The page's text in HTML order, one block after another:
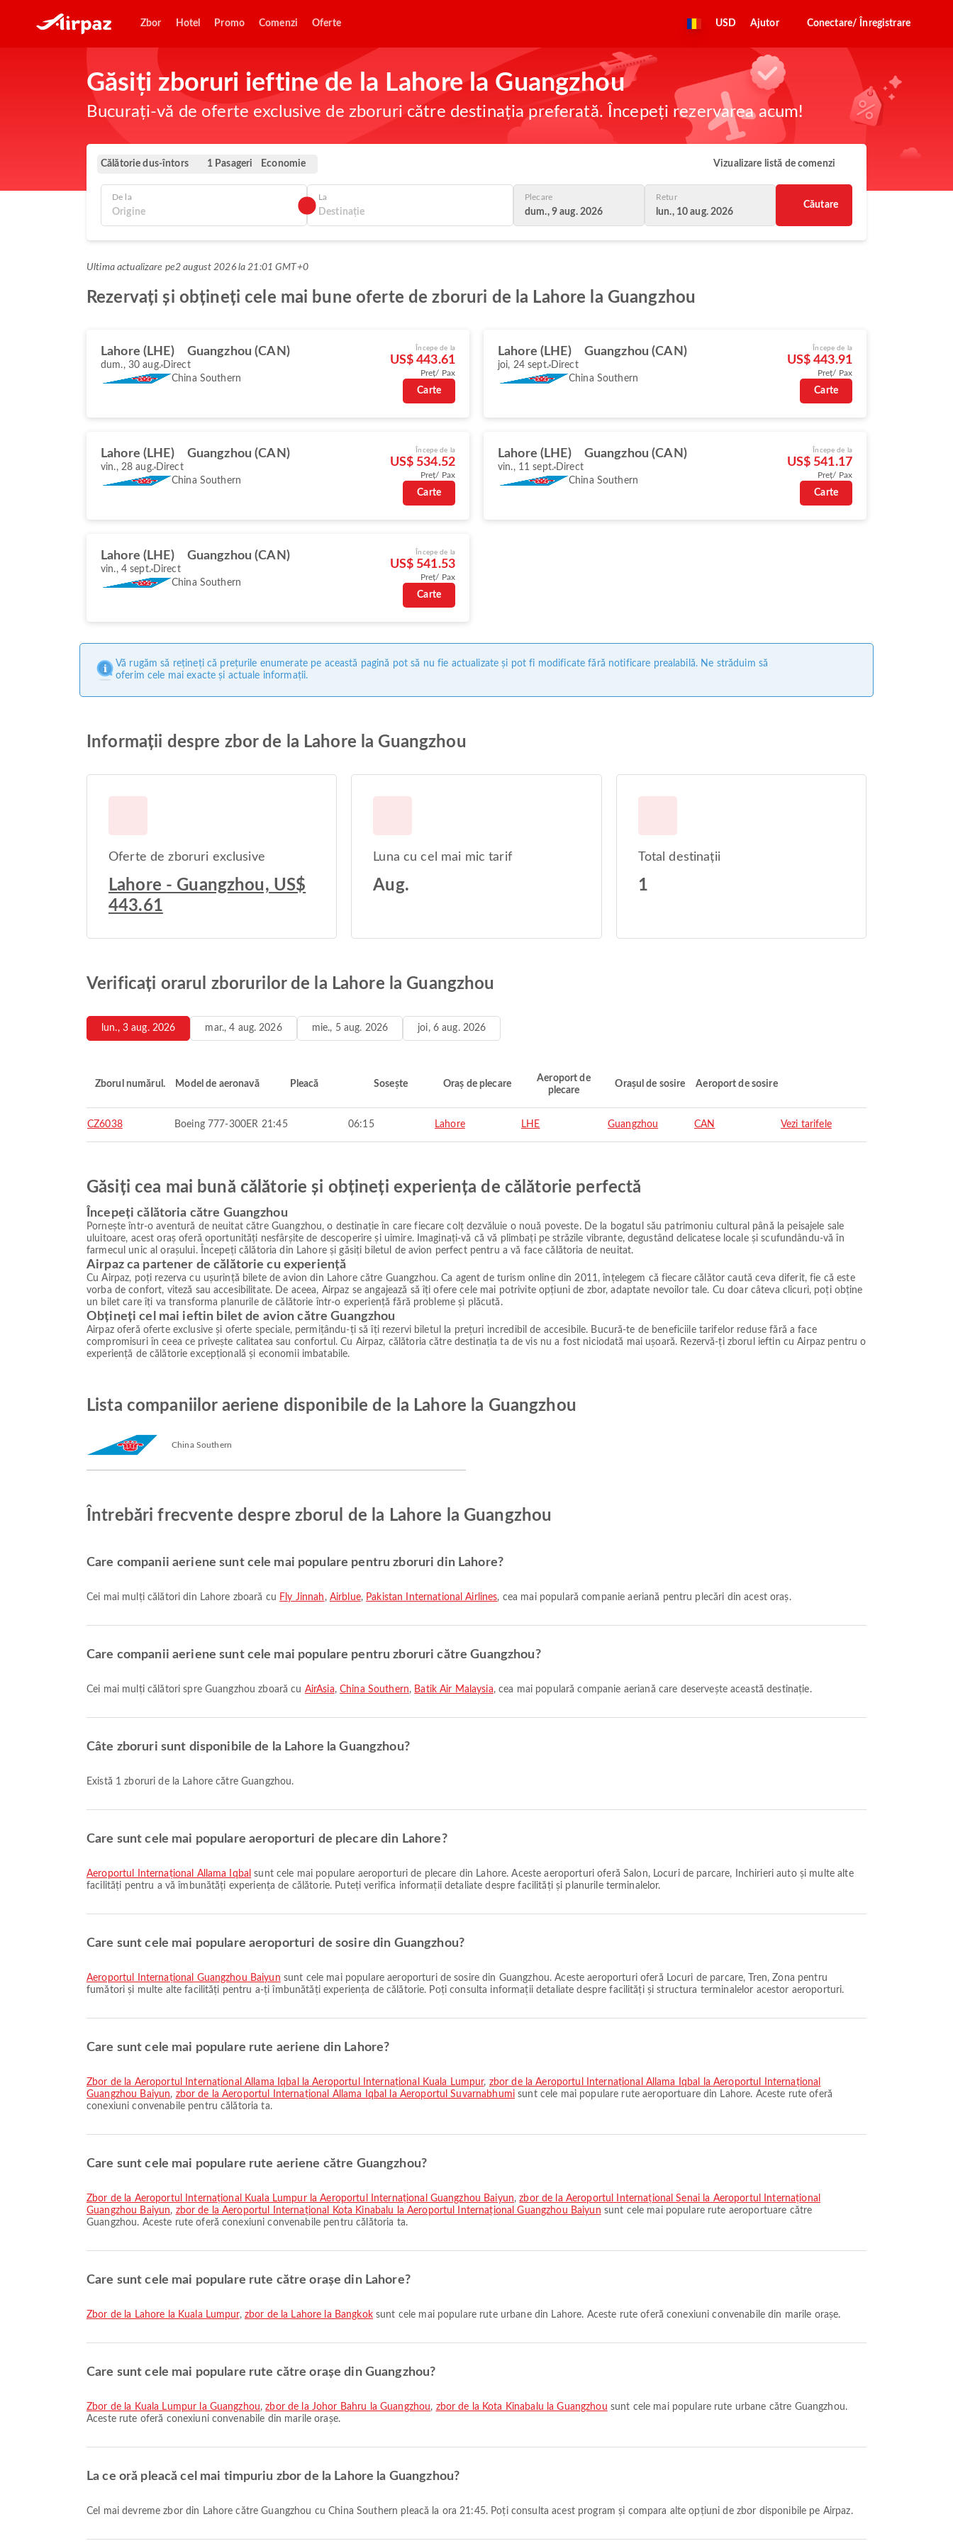
Zbor Hotel Promo Comenzi Oferte USD Ajutor Conectare/ Înregistrare
Găsiți zboruri ieftine de la Lahore la Guangzhou
Bucurați-vă de oferte exclusive de zboruri către destinația preferată. Începeți rezervarea acum!
Călătorie dus-întors 1 Pasageri Economie Vizualizare listă de comenzi
De la La Plecare
dum., 9 aug. 2026
Retur
lun., 10 aug. 2026
Căutare
Ultima actualizare pe2 august 2026 la 21:01 GMT+0
Rezervați și obțineți cele mai bune oferte de zboruri de la Lahore la Guangzhou
Lahore (LHE) Guangzhou (CAN)
dum., 30 aug. Direct
China Southern
Începe de la
US$ 443.61
Preț/ Pax
Carte
Lahore (LHE) Guangzhou (CAN)
joi, 24 sept. Direct
China Southern
Începe de la
US$ 443.91
Preț/ Pax
Carte
Lahore (LHE) Guangzhou (CAN)
vin., 28 aug. Direct
China Southern
Începe de la
US$ 534.52
Preț/ Pax
Carte
Lahore (LHE) Guangzhou (CAN)
vin., 11 sept. Direct
China Southern
Începe de la
US$ 541.17
Preț/ Pax
Carte
Lahore (LHE) Guangzhou (CAN)
vin., 4 sept. Direct
China Southern
Începe de la
US$ 541.53
Preț/ Pax
Carte
Vă rugăm să rețineți că prețurile enumerate pe această pagină pot să nu fie actualizate și pot fi modificate fără notificare prealabilă. Ne străduim să
oferim cele mai exacte și actuale informații.
Informații despre zbor de la Lahore la Guangzhou
Oferte de zboruri exclusive
Lahore - Guangzhou, US$
443.61
Luna cu cel mai mic tarif
Aug.
Total destinații
1
Verificați orarul zborurilor de la Lahore la Guangzhou
lun., 3 aug. 2026 mar., 4 aug. 2026 mie., 5 aug. 2026 joi, 6 aug. 2026
Zborul numărul. Model de aeronavă Pleacă Sosește Oraș de plecare
Aeroport de
plecare
Orașul de sosire Aeroport de sosire
CZ6038 Boeing 777-300ER 21:45 06:15 Lahore LHE Guangzhou CAN Vezi tarifele
Găsiți cea mai bună călătorie și obțineți experiența de călătorie perfectă
Începeți călătoria către Guangzhou
Pornește într-o aventură de neuitat către Guangzhou, o destinație în care fiecare colț dezvăluie o nouă poveste. De la bogatul său patrimoniu cultural până la peisajele sale
uluitoare, acest oraș oferă oportunități nesfârșite de descoperire și uimire. Imaginați-vă că vă plimbați pe străzile vibrante, degustând delicatese locale și scufundându-vă în
farmecul unic al orașului. Începeți călătoria din Lahore și găsiți biletul de avion perfect pentru a vă face călătoria de neuitat.
Airpaz ca partener de călătorie cu experiență
Cu Airpaz, poți rezerva cu ușurință bilete de avion din Lahore către Guangzhou. Ca agent de turism online din 2011, înțelegem că fiecare călător caută ceva diferit, fie că este
vorba de confort, viteză sau accesibilitate. De aceea, Airpaz se angajează să îți ofere cele mai potrivite opțiuni de zbor, adaptate nevoilor tale. Cu doar câteva clicuri, poți obține
un bilet care îți va transforma planurile de călătorie într-o experiență fără probleme și plăcută.
Obțineți cel mai ieftin bilet de avion către Guangzhou
Airpaz oferă oferte exclusive și oferte speciale, permițându-ți să îți rezervi biletul la prețuri incredibil de accesibile. Bucură-te de beneficiile tarifelor reduse fără a face
compromisuri în ceea ce privește calitatea sau confortul. Cu Airpaz, călătoria către destinația ta de vis nu a fost niciodată mai ușoară. Rezervă-ți zborul ieftin cu Airpaz pentru o
experiență de călătorie excepțională și economii imbatabile.
Lista companiilor aeriene disponibile de la Lahore la Guangzhou
China Southern
Întrebări frecvente despre zborul de la Lahore la Guangzhou
Care companii aeriene sunt cele mai populare pentru zboruri din Lahore?
Cei mai mulți călători din Lahore zboară cu Fly Jinnah , Airblue, Pakistan International Airlines, cea mai populară companie aeriană pentru plecări din acest oraș.
Care companii aeriene sunt cele mai populare pentru zboruri către Guangzhou?
Cei mai mulți călători spre Guangzhou zboară cu AirAsia, China Southern, Batik Air Malaysia, cea mai populară companie aeriană care deservește această destinație.
Câte zboruri sunt disponibile de la Lahore la Guangzhou?
Există 1 zboruri de la Lahore către Guangzhou.
Care sunt cele mai populare aeroporturi de plecare din Lahore?
Aeroportul Internațional Allama Iqbal sunt cele mai populare aeroporturi de plecare din Lahore. Aceste aeroporturi oferă Salon, Locuri de parcare, Închirieri auto și multe alte
facilități pentru a vă îmbunătăți experiența de călătorie. Puteți verifica informații detaliate despre facilități și planurile terminalelor.
Care sunt cele mai populare aeroporturi de sosire din Guangzhou?
Aeroportul Internațional Guangzhou Baiyun sunt cele mai populare aeroporturi de sosire din Guangzhou. Aceste aeroporturi oferă Locuri de parcare, Tren, Zona pentru
fumători și multe alte facilități pentru a-ți îmbunătăți experiența de călătorie. Poți consulta informații detaliate despre facilități și structura terminalelor acestor aeroporturi.
Care sunt cele mai populare rute aeriene din Lahore?
zbor de la Aeroportul Internațional Allama Iqbal la Aeroportul Internațional Kuala Lumpur, zbor de la Aeroportul Internațional Allama Iqbal la Aeroportul Internațional
Guangzhou Baiyun, zbor de la Aeroportul Internațional Allama Iqbal la Aeroportul Suvarnabhumi sunt cele mai populare rute aeroportuare din Lahore. Aceste rute oferă
conexiuni convenabile pentru călătoria ta.
Care sunt cele mai populare rute aeriene către Guangzhou?
zbor de la Aeroportul Internațional Kuala Lumpur la Aeroportul Internațional Guangzhou Baiyun,zbor de la Aeroportul Internațional Senai la Aeroportul Internațional
Guangzhou Baiyun, zbor de la Aeroportul Internațional Kota Kinabalu la Aeroportul Internațional Guangzhou Baiyun sunt cele mai populare rute aeroportuare către
Guangzhou. Aceste rute oferă conexiuni convenabile pentru călătoria ta.
Care sunt cele mai populare rute către orașe din Lahore?
zbor de la Lahore la Kuala Lumpur, zbor de la Lahore la Bangkoksunt cele mai populare rute urbane din Lahore. Aceste rute oferă conexiuni convenabile din marile orașe.
Care sunt cele mai populare rute către orașe din Guangzhou?
zbor de la Kuala Lumpur la Guangzhou,zbor de la Johor Bahru la Guangzhou, zbor de la Kota Kinabalu la Guangzhou sunt cele mai populare rute urbane către Guangzhou.
Aceste rute oferă conexiuni convenabile din marile orașe.
La ce oră pleacă cel mai timpuriu zbor de la Lahore la Guangzhou?
Cel mai devreme zbor din Lahore către Guangzhou cu China Southern pleacă la ora 21:45. Poți consulta acest program și compara alte opțiuni de zbor disponibile pe Airpaz.